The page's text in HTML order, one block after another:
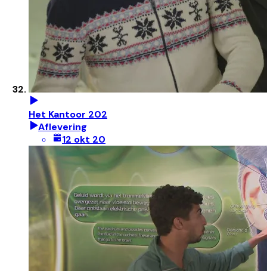
Het Kantoor 202
Aflevering
12 okt 20